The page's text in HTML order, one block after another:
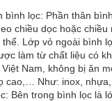
bình lọc: Phần thân
chiều dọc hoặc chiều
thể. Lớp vỏ ngoài bình
làm từ chất liệu có
Nam, không bị ăn
cao,… Như: inox,
Bên trong bình lọc là